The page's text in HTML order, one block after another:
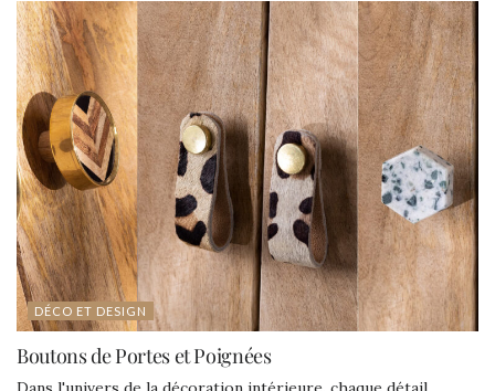
DÉCO ET DESIGN
Boutons de Portes et Poignées